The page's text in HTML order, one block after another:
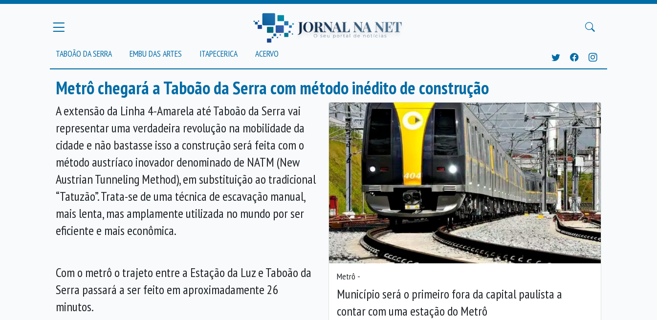
TABOÃO DA SERRA EMBU DAS ARTES ITAPECERICA ACERVO
Metrô chegará a Taboão da Serra com método inédito de construção
Metrô -
Município será o primeiro fora da capital paulista a
contar com uma estação do Metrô
Anterior Próxima
A extensão da Linha 4-Amarela até Taboão da Serra vai
representar uma verdadeira revolução na mobilidade da
cidade e não bastasse isso a construção será feita com o
método austríaco inovador denominado de NATM (New
Austrian Tunneling Method), em substituição ao tradicional
“Tatuzão”. Trata-se de uma técnica de escavação manual,
mais lenta, mas amplamente utilizada no mundo por ser
eficiente e mais econômica.
Com o metrô o trajeto entre a Estação da Luz e Taboão da
Serra passará a ser feito em aproximadamente 26
minutos.